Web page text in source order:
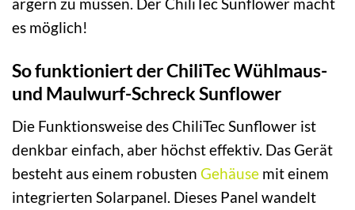
es möglich!
So funktioniert der ChiliTec Wühlmaus-
und Maulwurf-Schreck Sunflower
Die Funktionsweise des ChiliTec Sunflower ist
denkbar einfach, aber höchst effektiv. Das Gerät
besteht aus einem robusten Gehäuse mit einem
integrierten Solarpanel. Dieses Panel wandelt